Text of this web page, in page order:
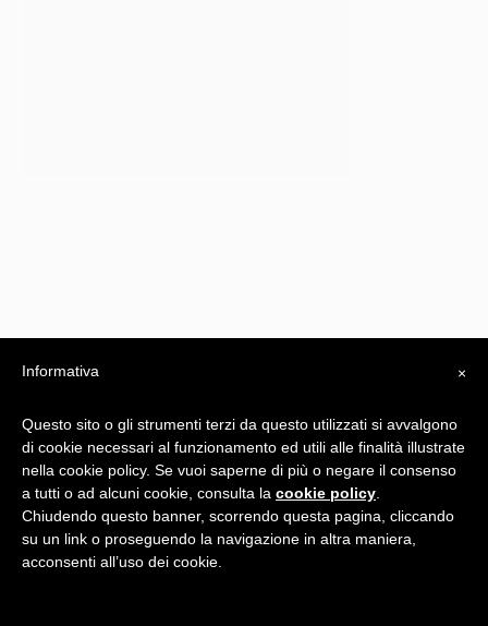
Privacy Policy
-
Realizzato da
×
Informativa
Questo sito o gli strumenti terzi da questo utilizzati si avvalgono
di cookie necessari al funzionamento ed utili alle finalità illustrate
nella cookie policy. Se vuoi saperne di più o negare il consenso
a tutti o ad alcuni cookie, consulta la cookie policy
Chiudendo questo banner, scorrendo questa pagina, cliccando
su un link o proseguendo la navigazione in altra maniera,
acconsenti all’uso dei cookie.